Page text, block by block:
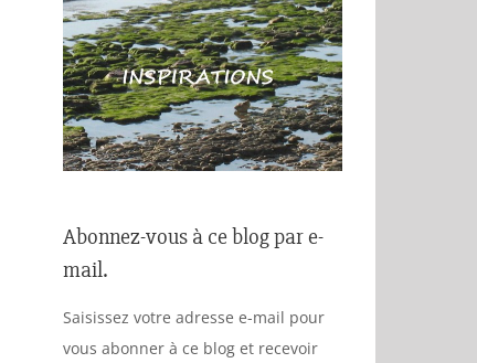
Abonnez-vous à ce blog par e-
mail.
Saisissez votre adresse e-mail pour
vous abonner à ce blog et recevoir